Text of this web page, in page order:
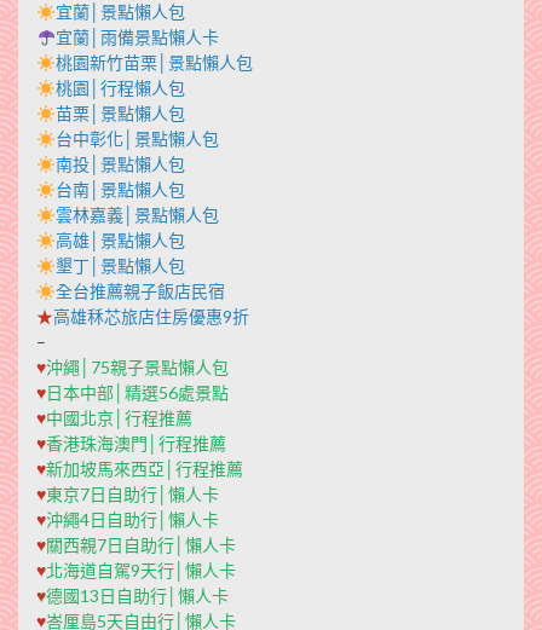
宜蘭│景點懶人包
宜蘭│雨備景點懶人卡
桃園新竹苗栗│景點懶人包
桃園│行程懶人包
苗栗│景點懶人包
台中彰化│景點懶人包
南投│景點懶人包
台南│景點懶人包
雲林嘉義│景點懶人包
高雄│景點懶人包
墾丁│景點懶人包
全台推薦親子飯店民宿
★高雄秝芯旅店住房優惠9折
–
♥沖繩│75親子景點懶人包
♥日本中部│精選56處景點
♥中國北京│行程推薦
♥香港珠海澳門│行程推薦
♥新加坡馬來西亞│行程推薦
♥東京7日自助行│懶人卡
♥沖繩4日自助行│懶人卡
♥關西親7日自助行│懶人卡
♥北海道自駕9天行│懶人卡
♥德國13日自助行│懶人卡
♥峇厘島5天自由行│懶人卡